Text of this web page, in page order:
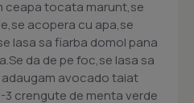
ceapa tocata marunt,se
acopera cu apa,se
lasa sa fiarba domol pana
da de pe foc,se lasa sa
avocado taiat
crengute de menta verde